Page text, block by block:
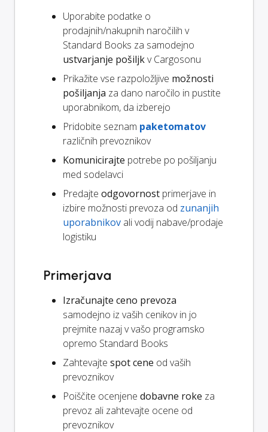
Uporabite podatke o
prodajnih/nakupnih naročilih v
Standard Books za samodejno
ustvarjanje pošiljkv Cargosonu
Prikažite vse razpoložljive možnosti
pošiljanja za dano naročilo in pustite
uporabnikom, da izberejo
Pridobite seznam paketomatov
različnih prevoznikov
Komunicirajte potrebe po pošiljanju
med sodelavci
Predajte odgovornost primerjave in
izbire možnosti prevoza od zunanjih
uporabnikov ali vodij nabave/prodaje
logistiku
Primerjava
Izračunajte ceno prevoza
samodejno iz vaših cenikov in jo
prejmite nazaj v vašo programsko
opremo Standard Books
Zahtevajte spot cene od vaših
prevoznikov
Poiščite ocenjene dobavne roke za
prevoz ali zahtevajte ocene od
prevoznikov